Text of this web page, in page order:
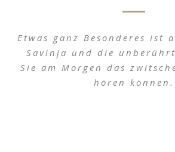
Etwas ganz Besonderes ist
Savinja und die
Sie am Morgen das
hören können.